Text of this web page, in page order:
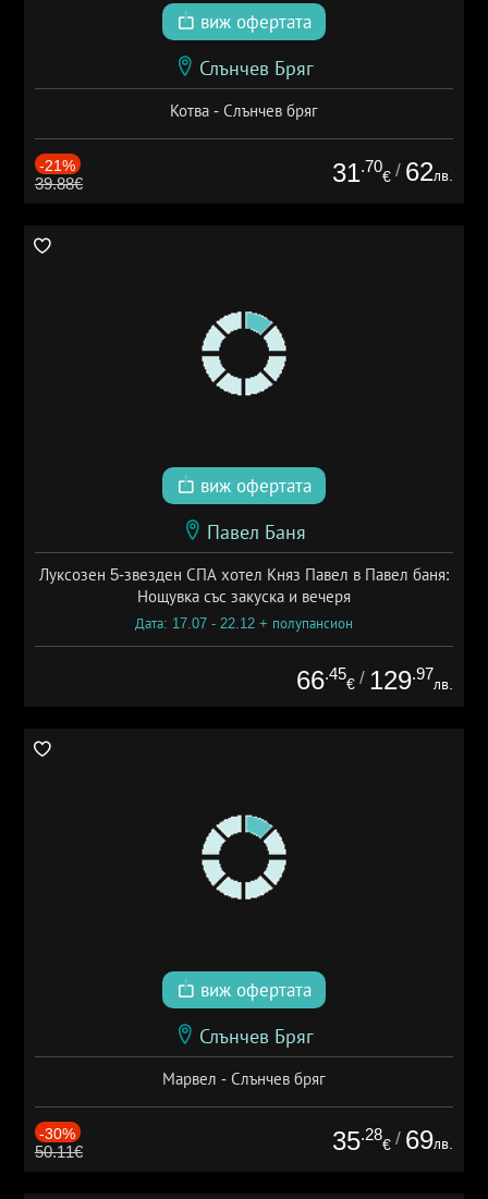
виж офертата
Слънчев Бряг
Котва - Слънчев бряг
-21%
39.88€ 31.70
€ / 62лв.
виж офертата
Павел Баня
Луксозен 5-звезден СПА хотел Княз Павел в Павел баня:
Нощувка със закуска и вечеря
Дата: 17.07 - 22.12 + полупансион
66.45
€ / 129.97
лв.
виж офертата
Слънчев Бряг
Марвел - Слънчев бряг
-30%
50.11€ 35.28
€ / 69лв.